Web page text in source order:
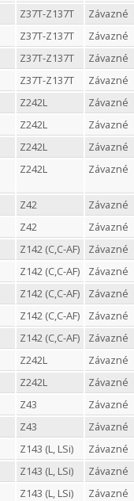
Z37T-Z137T
Závazné
Z37T-Z137T
Závazné
Z37T-Z137T
Závazné
Z37T-Z137T
Závazné
Z242L
Závazné
Z242L
Závazné
Z242L
Závazné
Z242L Závazné
Z42
Závazné
Z42
Závazné
Z142 (C,C-AF)
Závazné
Z142 (C,C-AF)
Závazné
Z142 (C,C-AF)
Závazné
Z142 (C,C-AF)
Závazné
Z142 (C,C-AF)
Závazné
Z242L
Závazné
Z242L
Závazné
Z43
Závazné
Z43
Závazné
Z143 (L, LSi)
Závazné
Z143 (L, LSi)
Závazné
Z143 (L, LSi)
Závazné